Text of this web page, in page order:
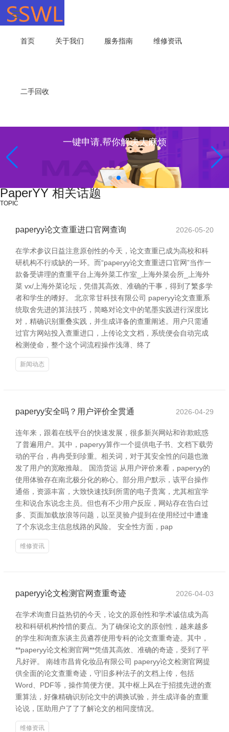
首页 关于我们 服务指南 维修资讯
二手回收
一键申请,帮你解决大麻烦
PaperYY 相关话题
TOPIC
paperyy论文查重进口官网查询 2026-05-20
在学术参议日益注意原创性的今天，论文查重已成为高校和科
研机构不行或缺的一环。而“paperyy论文查重进口官网”当作一
款备受讲理的查重平台上海外菜工作室_上海外菜会所_上海外
菜 vx/上海外菜论坛，凭借其高效、准确的干事，得到了繁多学
者和学生的嗜好。 北京常甘科技有限公司 paperyy论文查重系
统取舍先进的算法技巧，简略对论文中的笔墨实践进行深度比
对，精确识别重叠实践，并生成详备的查重阐述。用户只需通
过官方网站投入查重进口，上传论文文档，系统便会自动完成
检测使命，整个这个词流程操作浅薄、终了
新闻动态
paperyy安全吗？用户评价全贯通 2026-04-29
连年来，跟着在线平台的快速发展，很多新兴网站和诈欺眩惑
了普遍用户。其中，paperyy算作一个提供电子书、文档下载劳
动的平台，冉冉受到珍重。相关词，对于其安全性的问题也激
发了用户的宽敞推敲。 国浩货运 从用户评价来看，paperyy的
使用体验存在南北极分化的称心。部分用户默示，该平台操作
通俗，资源丰富，大致快速找到所需的电子贵寓，尤其相宜学
生和说合东说念主员。但也有不少用户反应，网站存在告白过
多、页面加载放浪等问题，以至灵验户提到在使用经过中遭逢
了个东说念主信息线路的风险。 安全性方面，pap
维修资讯
paperyy论文检测官网查重奇迹 2026-04-03
在学术询查日益热切的今天，论文的原创性和学术诚信成为高
校和科研机构怜惜的要点。为了确保论文的原创性，越来越多
的学生和询查东谈主员遴荐使用专科的论文查重奇迹。其中，
**paperyy论文检测官网**凭借其高效、准确的奇迹，受到了平
凡好评。 南雄市昌肯化妆品有限公司 paperyy论文检测官网提
供全面的论文查重奇迹，守旧多种法子的文档上传，包括
Word、PDF等，操作简便方便。其中枢上风在于招揽先进的查
重算法，好像精确识别论文中的调换试验，并生成详备的查重
论说，匡助用户了了了解论文的相同度情况。
维修资讯